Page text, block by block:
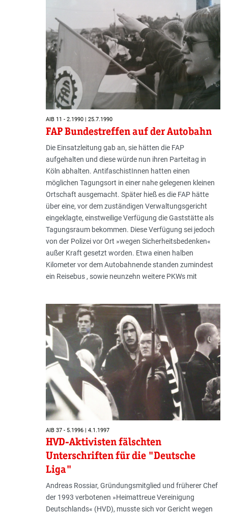
AIB 11 - 2.1990 | 25.7.1990
FAP Bundestreffen auf der Autobahn
Die Einsatzleitung gab an, sie hätten die FAP
aufgehalten und diese würde nun ihren Parteitag in
Köln abhalten. AntifaschistInnen hatten einen
möglichen Tagungsort in einer nahe gelegenen kleinen
Ortschaft ausgemacht. Später hieß es die FAP hätte
über eine, vor dem zuständigen Verwaltungsgericht
eingeklagte, einstweilige Verfügung die Gaststätte als
Tagungsraum bekommen. Diese Verfügung sei jedoch
von der Polizei vor Ort »wegen Sicherheitsbedenken«
außer Kraft gesetzt worden. Etwa einen halben
Kilometer vor dem Autobahnende standen zumindest
ein Reisebus , sowie neunzehn weitere PKWs mit
AIB 37 - 5.1996 | 4.1.1997
HVD-Aktivisten fälschten
Unterschriften für die "Deutsche
Liga"
Andreas Rossiar, Gründungsmitglied und früherer Chef
der 1993 verbotenen »Heimattreue Vereinigung
Deutschlands« (HVD), musste sich vor Gericht wegen